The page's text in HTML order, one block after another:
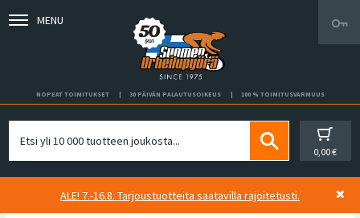
MENU
NOPEAT TOIMITUKSET 30 PÄIVÄN PALAUTUSOIKEUS 100 % TOIMITUSVARMUUS
0,00 €
ALE! 7.-16.8. Tarjoustuotteita saatavilla rajoitetusti.